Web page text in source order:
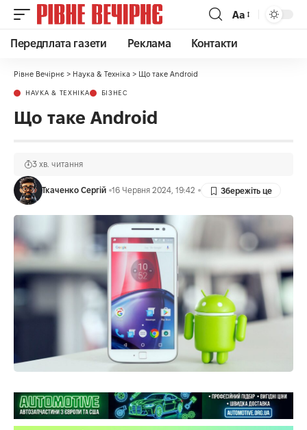
Аа
Передплата газети Реклама Контакти
Рівне Вечірнє > Наука & Техніка > Що таке Android
НАУКА & ТЕХНІКА БІЗНЕС
Що таке Android
Ткаченко Сергій 16 Червня 2024, 19:42
3 хв. читання